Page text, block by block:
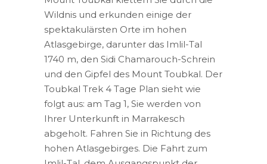
Wildnis und erkunden einige der
spektakulärsten Orte im hohen
Atlasgebirge, darunter das Imlil-Tal
1740 m, den Sidi Chamarouch-Schrein
und den Gipfel des Mount Toubkal. Der
Toubkal Trek 4 Tage Plan sieht wie
folgt aus: am Tag 1, Sie werden von
Ihrer Unterkunft in Marrakesch
abgeholt. Fahren Sie in Richtung des
hohen Atlasgebirges. Die Fahrt zum